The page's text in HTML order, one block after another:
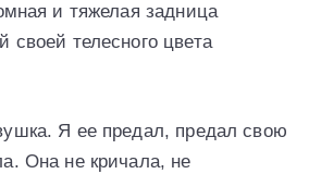
и тяжелая задница
своей телесного цвета
Я ее предал, предал свою
Она не кричала, не